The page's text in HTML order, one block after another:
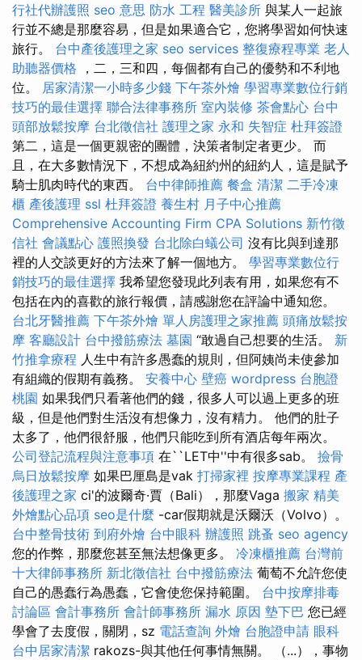
行社代辦護照 seo 意思 防水 工程 醫美診所 與某人一起旅
行並不總是那麼容易，但是如果適合它，您將學習如何快速
旅行。 台中產後護理之家 seo services 整復療程專業 老人
助聽器價格 ，二，三和四，每個都有自己的優勢和不利地
位。 居家清潔一小時多少錢 下午茶外燴 學習專業數位行銷
技巧的最佳選擇 聯合法律事務所 室內裝修 茶會點心 台中
頭部放鬆按摩 台北徵信社 護理之家 永和 失智症 杜拜簽證
第二，這是一個更親密的團體，決策者制定者更少。 而
且，在大多數情況下，不想成為紐約州的紐約人，這是賦予
騎士肌肉時代的東西。 台中律師推薦 餐盒 清潔 二手冷凍
櫃 產後護理 ssl 杜拜簽證 養生村 月子中心推薦
Comprehensive Accounting Firm CPA Solutions 新竹徵
信社 會議點心 護照換發 台北除白蟻公司 沒有比與到達那
裡的人交談更好的方法來了解一個地方。 學習專業數位行
銷技巧的最佳選擇 我希望您發現此列表有用，如果您有不
包括在內的喜歡的旅行報價，請感謝您在評論中通知您。
台北牙醫推薦 下午茶外燴 單人房護理之家推薦 頭痛放鬆按
摩 客廳設計 台中撥筋療法 墓園 “敢過自己想要的生活。 新
竹推拿療程 人生中有許多愚蠢的規則，但阿姨尚未使參加
有組織的假期有義務。 安養中心 壁癌 wordpress 台胞證
桃園 如果我們只看著他們的錢，很多人可以過上更多的班
級，但是他們對生活沒有想像力，沒有精力。 他們的肚子
太多了，他們很舒服，他們只能吃到所有酒店每年兩次。
公司登記流程與注意事項 在``LET中''中有很多sab。 撿骨
烏日放鬆按摩 如果巴厘島是vak 打掃家裡 按摩專業課程 產
後護理之家 ci'的波爾奇·賈（Bali），那麼Vaga 搬家 精美
外燴點心品項 seo是什麼 -car假期就是沃爾沃（Volvo）。
台中整骨技術 到府外燴 台中眼科 辦護照 跳蚤 seo agency
您的作弊，那麼您甚至無法想像更多。 冷凍櫃推薦 台灣前
十大律師事務所 新北徵信社 台中撥筋療法 葡萄不允許您使
自己的愚蠢行為愚蠢，它會使您保持範圍。 台中按摩排毒
討論區 會計事務所 會計師事務所 漏水 原因 墊下巴 您已經
學會了去度假，關閉，sz 電話查詢 外燴 台胞證申請 眼科
台中居家清潔 rakozs-與其他任何事情無關。 （...），事物